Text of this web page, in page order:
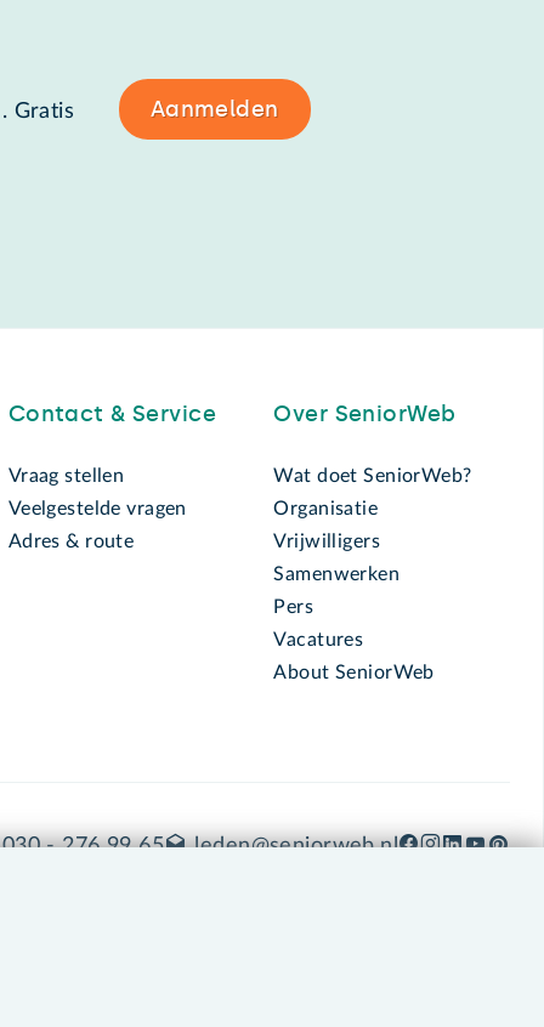
Gratis Aanmelden
Contact & Service
Vraag stellen
Veelgestelde vragen
Adres & route
Over SeniorWeb
Wat doet SeniorWeb?
Organisatie
Vrijwilligers
Samenwerken
Pers
Vacatures
About SeniorWeb
030 - 276 99 65 leden@seniorweb.nl